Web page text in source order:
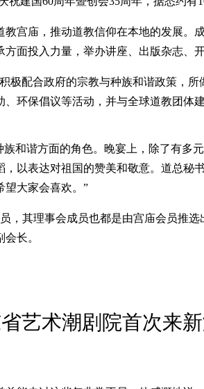
宫庙，推动道教信仰在本地的发展
面投入力量，举办讲座、出版杂志、
极配合政府的宗教与种族和谐政策，
环保倡议等活动，并与全球道教团体
和谐方面的角色。晚宴上，除了有
以表达对祖国的赞美和敬意。道总
望大家会喜欢。”
，其理事会成员也都是由宫庙会员推
长。
艺术潮剧院首次来